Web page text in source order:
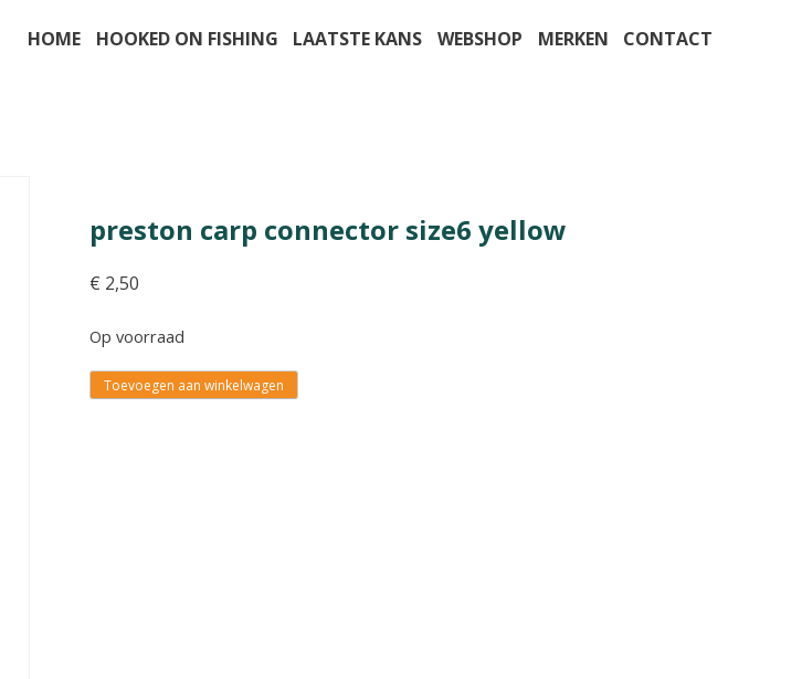
HOME HOOKED ON FISHING LAATSTE KANS WEBSHOP MERKEN CONTACT
preston carp connector size6 yellow
€ 2,50
Op voorraad
Toevoegen aan winkelwagen